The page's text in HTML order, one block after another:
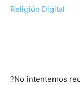
Religión Digital
?No intentemos